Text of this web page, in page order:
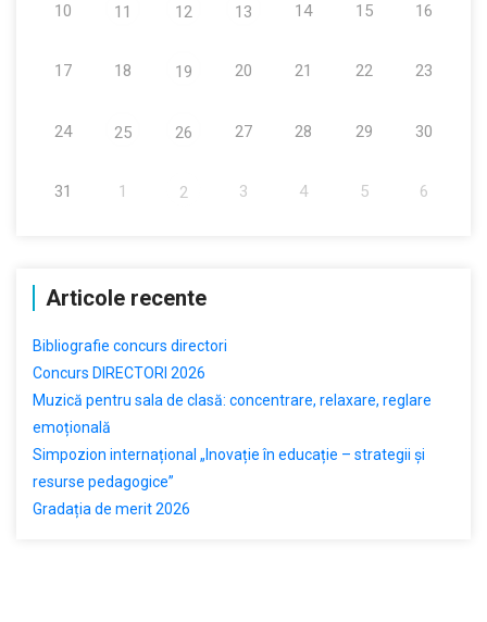
10 11 12 13 14 15 16
17 18 19 20 21 22 23
24 25 26 27 28 29 30
31 1 2 3 4 5 6
Articole recente
Bibliografie concurs directori
Concurs DIRECTORI 2026
Muzică pentru sala de clasă: concentrare, relaxare, reglare
emoțională
Simpozion internațional „Inovație în educație – strategii și
resurse pedagogice”
Gradația de merit 2026